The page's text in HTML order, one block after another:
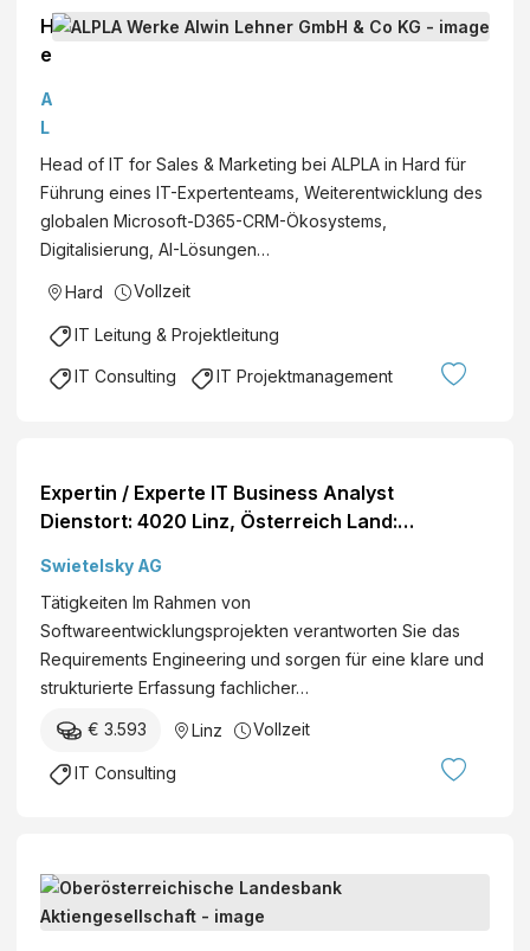
H
e
d
o
f
I
T
f
o
S
&
M
r
k
e
ti
n
n
d
A
L
P
L
A
W
A
n
L
n
e
r
G
H
K
G
Head of IT for Sales & Marketing bei ALPLA in Hard für
Führung eines IT-Expertenteams, Weiterentwicklung des
globalen Microsoft-D365-CRM-Ökosystems,
Digitalisierung, AI-Lösungen…
Hard Vollzeit
IT Leitung & Projektleitung
IT Consulting IT Projektmanagement
Expertin / Experte IT Business Analyst
Dienstort: 4020 Linz, Österreich Land:
per: ab sofort Details
Swietelsky AG
Tätigkeiten Im Rahmen von
Softwareentwicklungsprojekten verantworten Sie das
Requirements Engineering und sorgen für eine klare und
strukturierte Erfassung fachlicher…
€ 3.593 Linz Vollzeit
IT Consulting
B
u